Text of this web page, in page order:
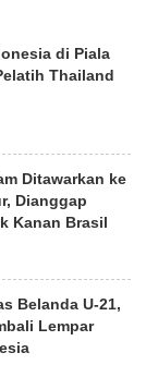
di Piala
Thailand
Ditawarkan ke
Dianggap
Kanan Brasil
Belanda U-21,
Lempar